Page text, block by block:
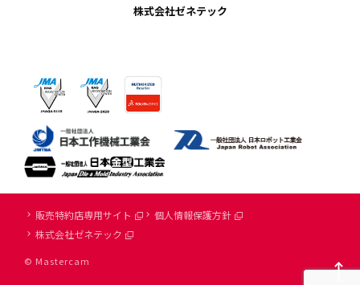
株式会社ゼネテック
© Mastercam
販売特約店専用サイト
個人情報保護方針
株式会社ゼネテック